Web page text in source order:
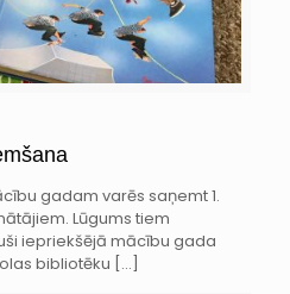
gadam varēs saņemt 1.
Lūgums tiem
iepriekšējā mācību gada
bibliotēku […]